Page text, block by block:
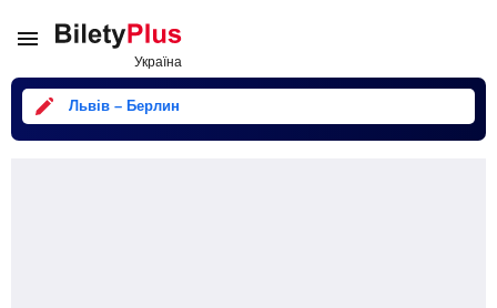
Львів – Берлин